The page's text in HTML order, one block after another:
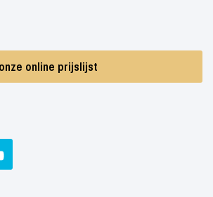
online prijslijst